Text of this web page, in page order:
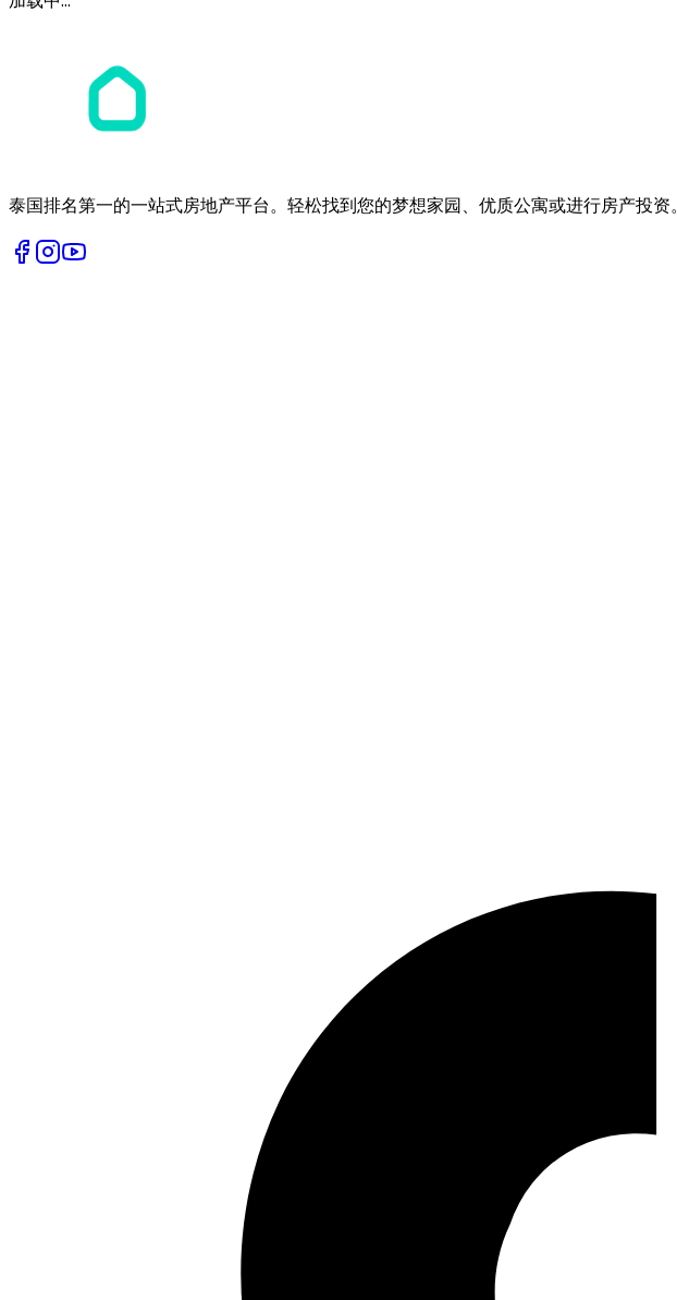
泰国排名第一的一站式房地产平台。轻松找到您的梦想家园、优质公寓或进行房产投资。